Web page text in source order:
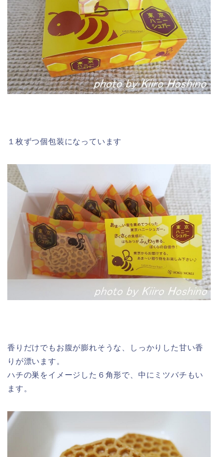
１枚ずつ個包装になっています
香りだけでもお腹が膨れそうな、しっかりした甘い香
りが漂います。
ハチの巣をイメージした６角形で、中にミツバチもい
ます。